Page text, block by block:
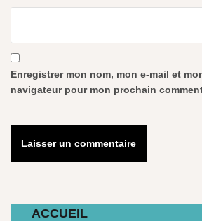
Enregistrer mon nom, mon e-mail et
navigateur pour mon prochain
ACCUEIL